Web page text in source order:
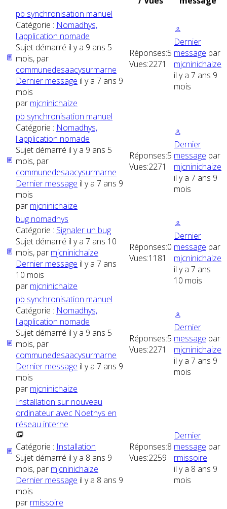
pb synchronisation manuel
Catégorie : Nomadhys,
l'application nomade
Sujet démarré il y a 9 ans 5
mois, par
communedesaacysurmarne
Dernier message il y a 7 ans 9
mois
par mjcninichaize
Réponses:5
Vues:2271
Dernier
message par
mjcninichaize
il y a 7 ans 9
mois
pb synchronisation manuel
Catégorie : Nomadhys,
l'application nomade
Sujet démarré il y a 9 ans 5
mois, par
communedesaacysurmarne
Dernier message il y a 7 ans 9
mois
par mjcninichaize
Réponses:5
Vues:2271
Dernier
message par
mjcninichaize
il y a 7 ans 9
mois
bug nomadhys
Catégorie : Signaler un bug
Sujet démarré il y a 7 ans 10
mois, par mjcninichaize
Dernier message il y a 7 ans
10 mois
par mjcninichaize
Réponses:0
Vues:1181
Dernier
message par
mjcninichaize
il y a 7 ans
10 mois
pb synchronisation manuel
Catégorie : Nomadhys,
l'application nomade
Sujet démarré il y a 9 ans 5
mois, par
communedesaacysurmarne
Dernier message il y a 7 ans 9
mois
par mjcninichaize
Réponses:5
Vues:2271
Dernier
message par
mjcninichaize
il y a 7 ans 9
mois
Installation sur nouveau
ordinateur avec Noethys en
réseau interne
Catégorie : Installation
Sujet démarré il y a 8 ans 9
mois, par mjcninichaize
Dernier message il y a 8 ans 9
mois
par rmissoire
Réponses:8
Vues:2259
Dernier
message par
rmissoire
il y a 8 ans 9
mois